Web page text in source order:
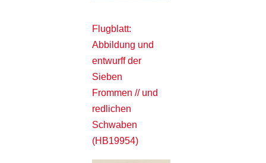
Flugblatt:
Abbildung und
entwurff der
Sieben
Frommen // und
redlichen
Schwaben
(HB19954)